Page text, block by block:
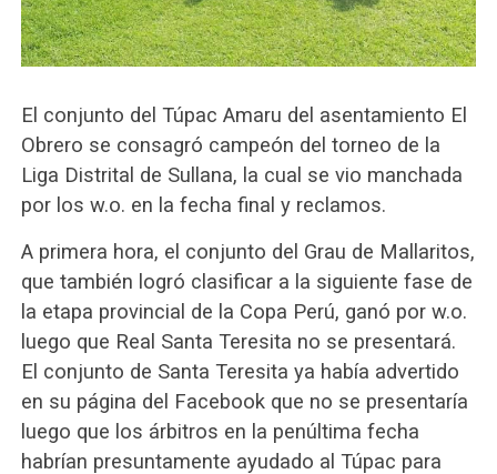
El conjunto del Túpac Amaru del asentamiento El
Obrero se consagró campeón del torneo de la
Liga Distrital de Sullana, la cual se vio manchada
por los w.o. en la fecha final y reclamos.
A primera hora, el conjunto del Grau de Mallaritos,
que también logró clasificar a la siguiente fase de
la etapa provincial de la Copa Perú, ganó por w.o.
luego que Real Santa Teresita no se presentará.
El conjunto de Santa Teresita ya había advertido
en su página del Facebook que no se presentaría
luego que los árbitros en la penúltima fecha
habrían presuntamente ayudado al Túpac para